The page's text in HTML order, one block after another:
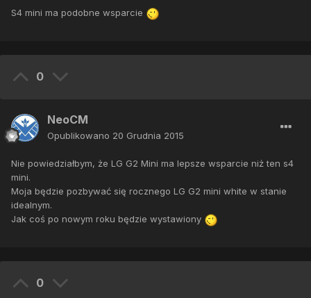
S4 mini ma podobne wsparcie
0
NeoCM
Opublikowano 20 Grudnia 2015
Nie powiedziałbym, że LG G2 Mini ma lepsze wsparcie niż ten s4
mini.
Moja będzie pozbywać się rocznego LG G2 mini white w stanie
idealnym.
Jak coś po nowym roku będzie wystawiony
0